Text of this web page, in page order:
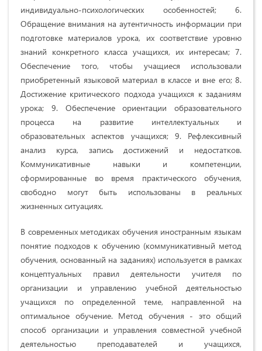
индивидуально-психологических особенностей; 6.
Обращение внимания на аутентичность информации при
подготовке материалов урока, их соответствие уровню
знаний конкретного класса учащихся, их интересам; 7.
Обеспечение того, чтобы учащиеся использовали
приобретенный языковой материал в классе и вне его; 8.
Достижение критического подхода учащихся к заданиям
урока; 9. Обеспечение ориентации образовательного
процесса на развитие интеллектуальных и
образовательных аспектов учащихся; 9. Рефлексивный
анализ курса, запись достижений и недостатков.
Коммуникативные навыки и компетенции,
сформированные во время практического обучения,
свободно могут быть использованы в реальных
жизненных ситуациях.
В современных методиках обучения иностранным языкам
понятие подходов к обучению (коммуникативный метод
обучения, основанный на заданиях) используется в рамках
концептуальных правил деятельности учителя по
организации и управлению учебной деятельностью
учащихся по определенной теме, направленной на
оптимальное обучение. Метод обучения - это общий
способ организации и управления совместной учебной
деятельностью преподавателей и учащихся,